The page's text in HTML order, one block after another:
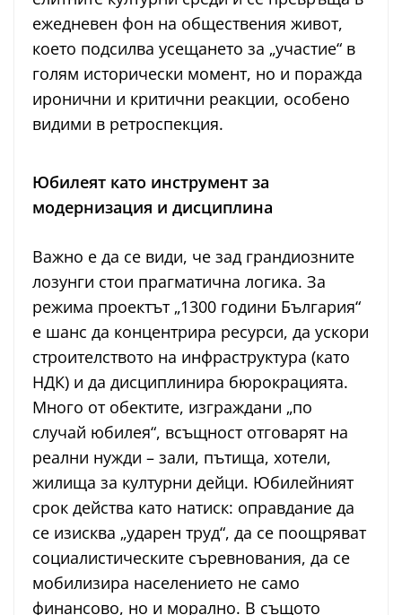
ежедневен фон на обществения живот,
което подсилва усещането за „участие“ в
голям исторически момент, но и поражда
иронични и критични реакции, особено
видими в ретроспекция.
Юбилеят като инструмент за
модернизация и дисциплина
Важно е да се види, че зад грандиозните
лозунги стои прагматична логика. За
режима проектът „1300 години България“
е шанс да концентрира ресурси, да ускори
строителството на инфраструктура (като
НДК) и да дисциплинира бюрокрацията.
Много от обектите, изграждани „по
случай юбилея“, всъщност отговарят на
реални нужди – зали, пътища, хотели,
жилища за културни дейци. Юбилейният
срок действа като натиск: оправдание да
се изисква „ударен труд“, да се поощряват
социалистическите съревнования, да се
мобилизира населението не само
финансово, но и морално. В същото